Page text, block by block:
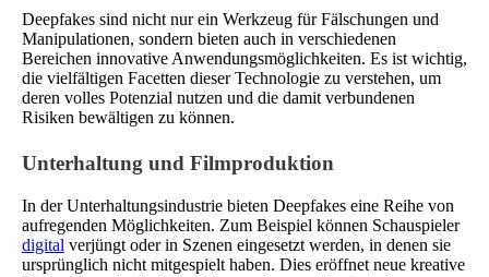
Deepfakes sind nicht nur ein Werkzeug für Fälschungen und
Manipulationen, sondern bieten auch in verschiedenen
Bereichen innovative Anwendungsmöglichkeiten. Es ist wichtig,
die vielfältigen Facetten dieser Technologie zu verstehen, um
deren volles Potenzial nutzen und die damit verbundenen
Risiken bewältigen zu können.
Unterhaltung und Filmproduktion
In der Unterhaltungsindustrie bieten Deepfakes eine Reihe von
aufregenden Möglichkeiten. Zum Beispiel können Schauspieler
digital verjüngt oder in Szenen eingesetzt werden, in denen sie
ursprünglich nicht mitgespielt haben. Dies eröffnet neue kreative